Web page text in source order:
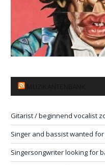
Gitarist / beginnend vocalist
Singer and bassist wanted
Singersongwriter looking for